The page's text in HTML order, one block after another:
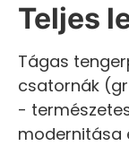
Teljes
Tágas
csatornák
-
modernitása